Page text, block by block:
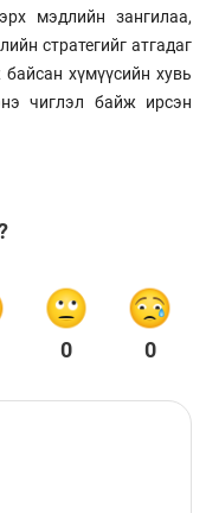
мэдлийн зангилаа,
стратегийг атгадаг
хүмүүсийн хувь
чиглэл байж ирсэн
0 0